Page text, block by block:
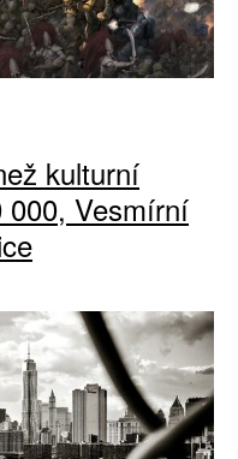
kulturní
000, Vesmírní